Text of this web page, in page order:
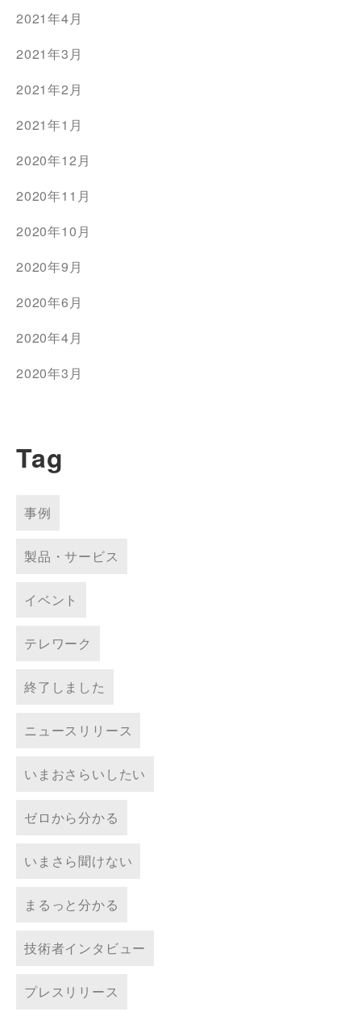
2021年4月
2021年3月
2021年2月
2021年1月
2020年12月
2020年11月
2020年10月
2020年9月
2020年6月
2020年4月
2020年3月
Tag
事例
製品・サービス
イベント
テレワーク
終了しました
ニュースリリース
いまおさらいしたい
ゼロから分かる
いまさら聞けない
まるっと分かる
技術者インタビュー
プレスリリース